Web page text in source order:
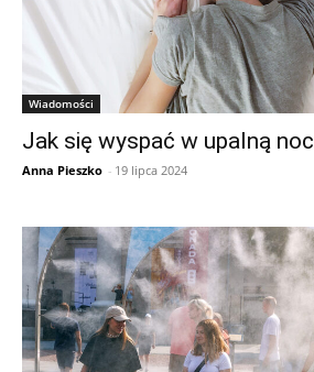
Wiadomości
Jak się wyspać w upalną noc
Anna Pieszko - 19 lipca 2024